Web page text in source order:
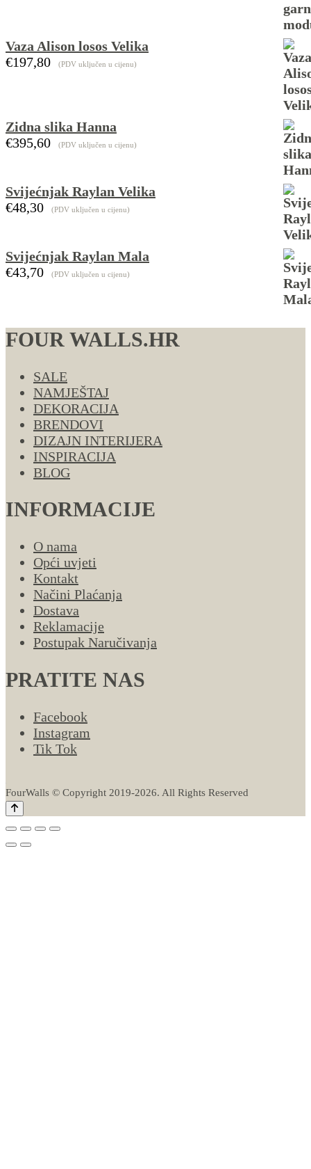
do
€4.295,00
Vaza Alison losos Velika
€197,80 (PDV uključen u cijenu)
Zidna slika Hanna
€395,60 (PDV uključen u cijenu)
Svijećnjak Raylan Velika
€48,30 (PDV uključen u cijenu)
Svijećnjak Raylan Mala
€43,70 (PDV uključen u cijenu)
FOUR WALLS.HR
SALE
NAMJEŠTAJ
DEKORACIJA
BRENDOVI
DIZAJN INTERIJERA
INSPIRACIJA
BLOG
INFORMACIJE
O nama
Opći uvjeti
Kontakt
Načini Plaćanja
Dostava
Reklamacije
Postupak Naručivanja
PRATITE NAS
Facebook
Instagram
Tik Tok